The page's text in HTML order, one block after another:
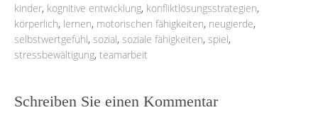
kinder, kognitive entwicklung, konfliktlösungsstrategien,
körperlich, lernen, motorischen fähigkeiten, neugierde,
selbstwertgefühl, sozial, soziale fähigkeiten, spiel,
stressbewältigung, teamarbeit
Schreiben Sie einen Kommentar